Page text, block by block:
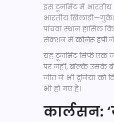
इस टूर्नामेंट में
भारतीय
पांचवां स्थान हासिल
सेक्शन मेंकोनेरू हंपीने
यह टूर्नामेंट सिर्फ
पर नहीं, बल्कि उसके
जीत ने भी दुनिया को
भी हो गए हैं।
कार्लसन: